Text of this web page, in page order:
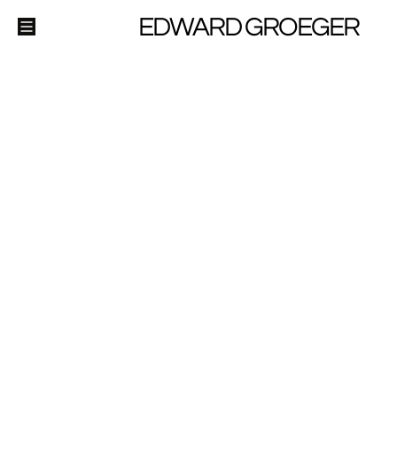
EDWARD GROEGER